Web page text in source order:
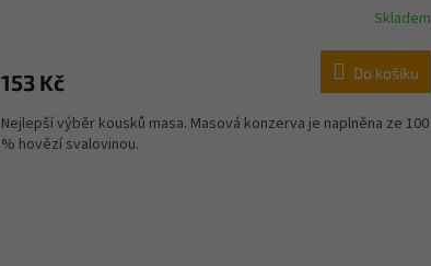
Skladem
153 Kč Do košíku
Nejlepší výběr kousků masa. Masová konzerva je naplněna ze 100
% hovězí svalovinou.